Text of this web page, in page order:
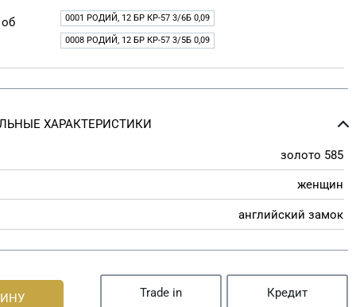
0001 РОДИЙ, 12 БР КР-57 3/6Б 0,09
0008 РОДИЙ, 12 БР КР-57 3/5Б 0,09
ХАРАКТЕРИСТИКИ
золото 585
женщин
английский замок
Trade in Кредит